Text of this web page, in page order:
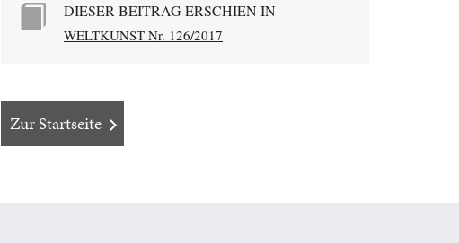
DIESER BEITRAG ERSCHIEN IN
WELTKUNST Nr. 126/2017
Zur Startseite